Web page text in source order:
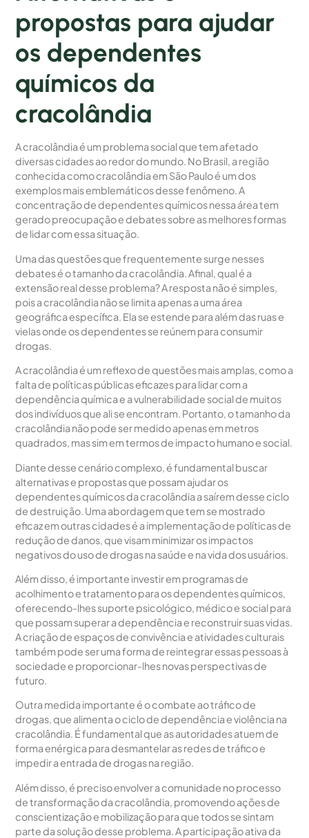
propostas para ajudar
os dependentes
químicos da
cracolândia
A cracolândia é um problema social que tem afetado
diversas cidades ao redor do mundo. No Brasil, a região
conhecida como cracolândia em São Paulo é um dos
exemplos mais emblemáticos desse fenômeno. A
concentração de dependentes químicos nessa área tem
gerado preocupação e debates sobre as melhores formas
de lidar com essa situação.
Uma das questões que frequentemente surge nesses
debates é o tamanho da cracolândia. Afinal, qual é a
extensão real desse problema? A resposta não é simples,
pois a cracolândia não se limita apenas a uma área
geográfica específica. Ela se estende para além das ruas e
vielas onde os dependentes se reúnem para consumir
drogas.
A cracolândia é um reflexo de questões mais amplas, como a
falta de políticas públicas eficazes para lidar com a
dependência química e a vulnerabilidade social de muitos
dos indivíduos que ali se encontram. Portanto, o tamanho da
cracolândia não pode ser medido apenas em metros
quadrados, mas sim em termos de impacto humano e social.
Diante desse cenário complexo, é fundamental buscar
alternativas e propostas que possam ajudar os
dependentes químicos da cracolândia a saírem desse ciclo
de destruição. Uma abordagem que tem se mostrado
eficaz em outras cidades é a implementação de políticas de
redução de danos, que visam minimizar os impactos
negativos do uso de drogas na saúde e na vida dos usuários.
Além disso, é importante investir em programas de
acolhimento e tratamento para os dependentes químicos,
oferecendo-lhes suporte psicológico, médico e social para
que possam superar a dependência e reconstruir suas vidas.
A criação de espaços de convivência e atividades culturais
também pode ser uma forma de reintegrar essas pessoas à
sociedade e proporcionar-lhes novas perspectivas de
futuro.
Outra medida importante é o combate ao tráfico de
drogas, que alimenta o ciclo de dependência e violência na
cracolândia. É fundamental que as autoridades atuem de
forma enérgica para desmantelar as redes de tráfico e
impedir a entrada de drogas na região.
Além disso, é preciso envolver a comunidade no processo
de transformação da cracolândia, promovendo ações de
conscientização e mobilização para que todos se sintam
parte da solução desse problema. A participação ativa da